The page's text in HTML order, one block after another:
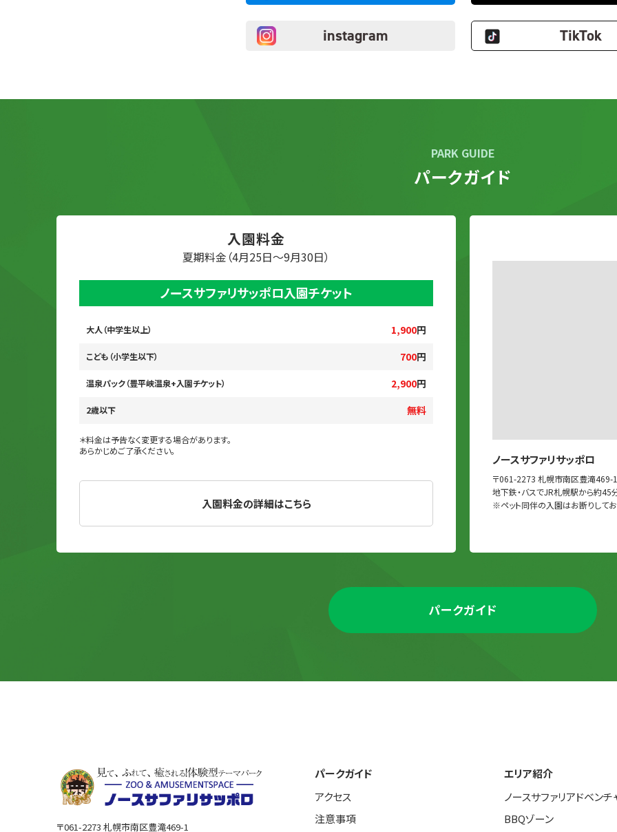
instagram TikTok
PARK GUIDE
パークガイド
入園料金
夏期料金（4月25日～9月30日）
ノースサファリサッポロ入園チケット
大人（中学生以上） 1,900円
こども（小学生以下） 700円
温泉パック（豊平峡温泉+入園チケット） 2,900円
2歳以下 無料
＊料金は予告なく変更する場合があります。
あらかじめご了承ください。
入園料金の詳細はこちら
ノースサファリサッポロ
〒061-2273 札幌市南区豊滝469-1
地下鉄・バスでJR札幌駅から約45
※ペット同伴の入園はお断りしてお
パークガイド
〒061-2273 札幌市南区豊滝469-1
パークガイド
アクセス
注意事項
エリア紹介
ノースサファリアドベン
BBQゾーン